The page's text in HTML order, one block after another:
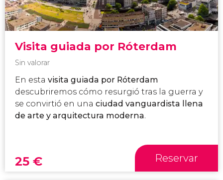
Visita guiada por Róterdam
Sin valorar
En esta visita guiada por Róterdam
descubriremos cómo resurgió tras la guerra y
se convirtió en una ciudad vanguardista llena
de arte y arquitectura moderna.
25 € Reservar